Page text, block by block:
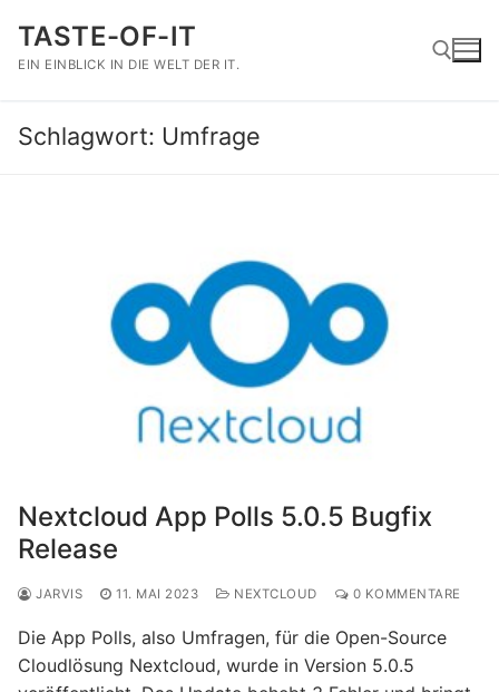
Inhalt
springen
TASTE-OF-IT
EIN EINBLICK IN DIE WELT DER IT.
Suchen nach:
Schlagwort: Umfrage
Nextcloud App Polls 5.0.5 Bugfix
Release
JARVIS 11. MAI 2023 NEXTCLOUD 0 KOMMENTARE
Die App Polls, also Umfragen, für die Open-Source
Cloudlösung Nextcloud, wurde in Version 5.0.5